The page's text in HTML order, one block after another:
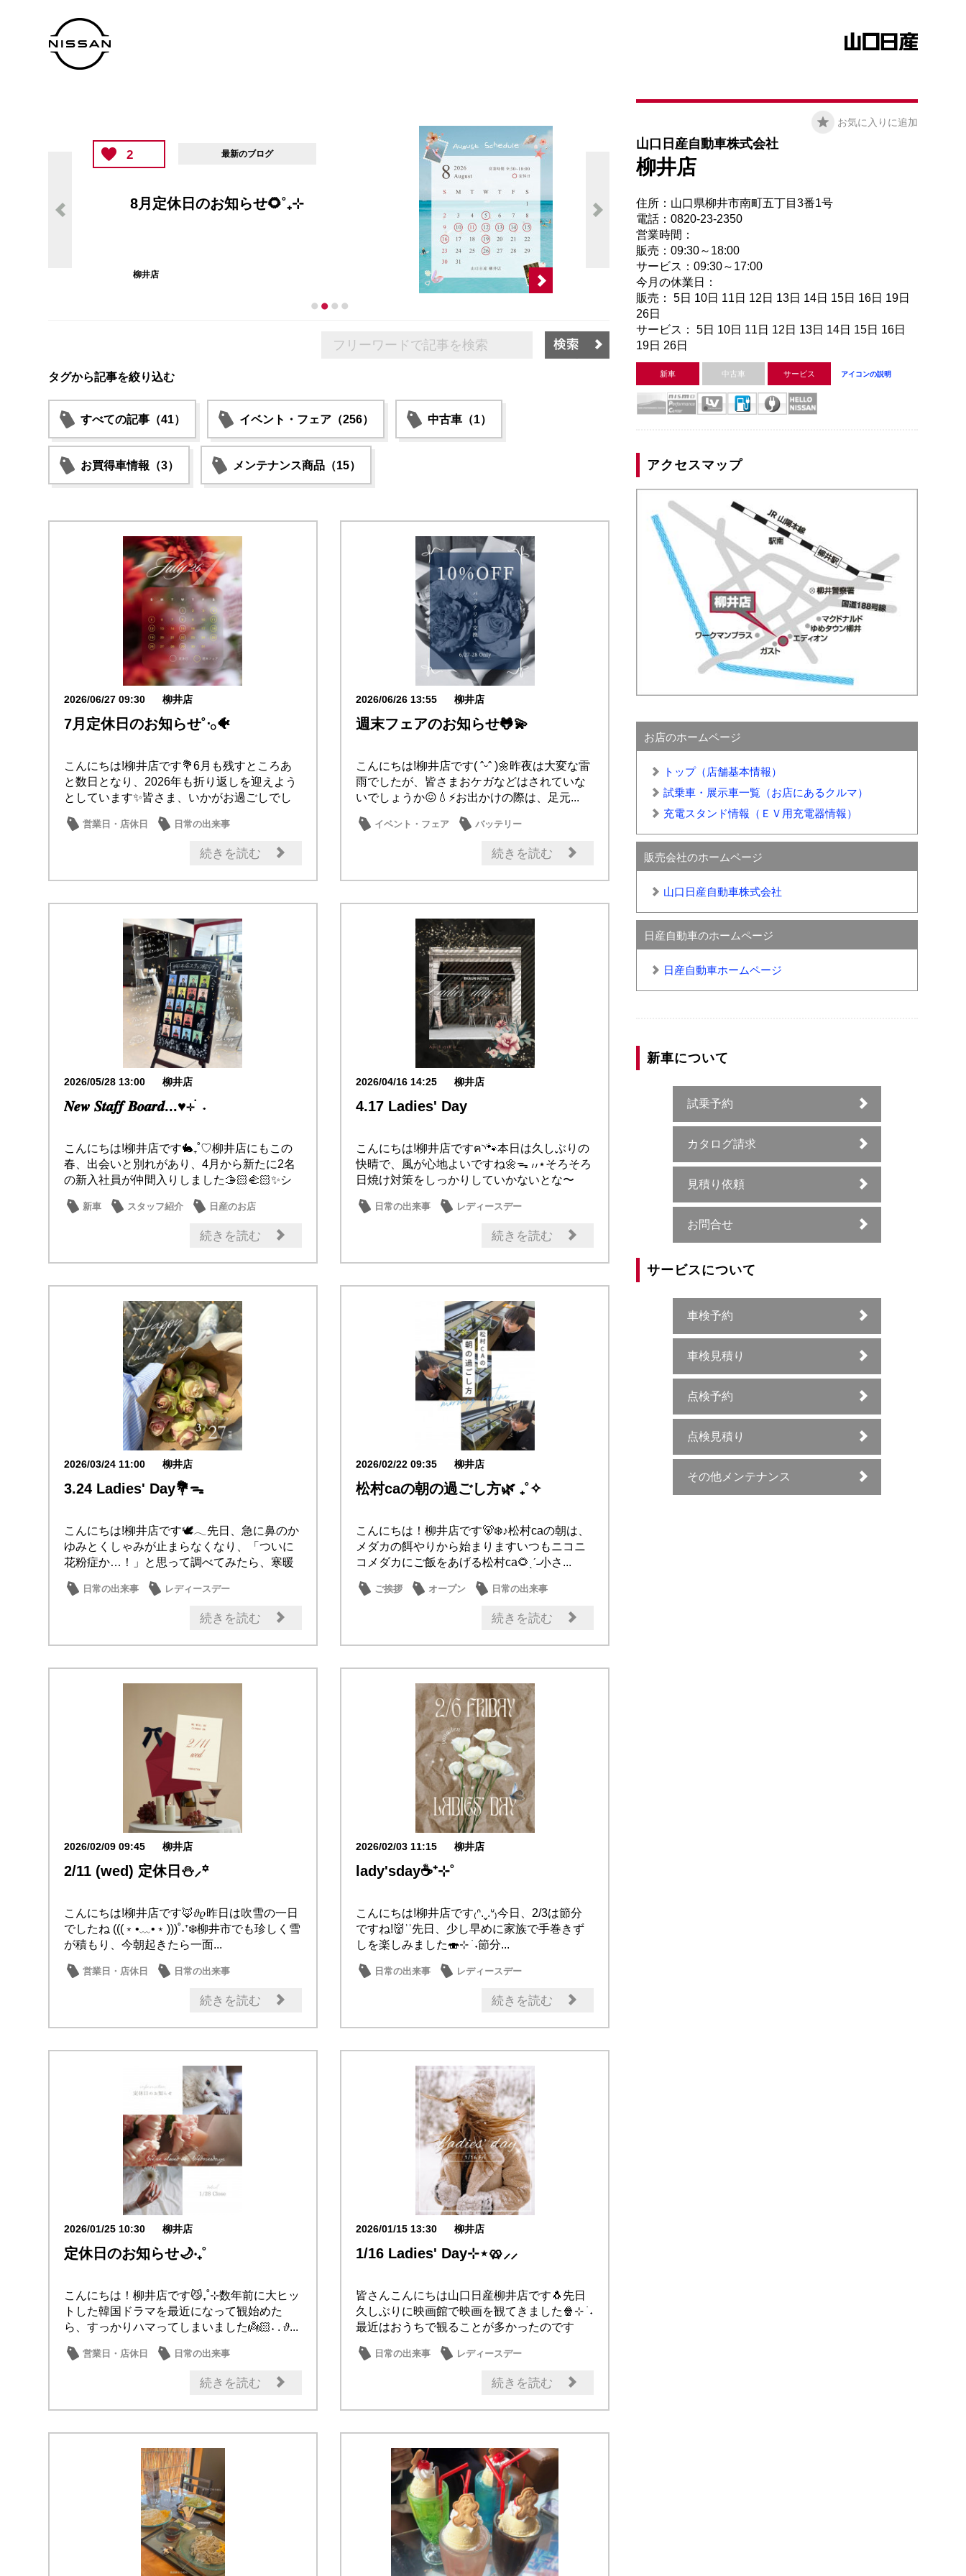
2 最新のブログ
8月定休日のお知らせ🌻˚₊⊹
柳井店
タグから記事を絞り込む
すべての記事（41） イベント・フェア（256） 中古車（1）
お買得車情報（3） メンテナンス商品（15）
2026/06/27 09:30 柳井店
7月定休日のお知らせ˚ᐧ𓂂🐠
こんにちは!柳井店です💐6月も残すところあ
と数日となり、2026年も折り返しを迎えよう
としています✨皆さま、いかがお過ごしでし
営業日・店休日 日常の出来事
続きを読む
2026/06/26 13:55 柳井店
週末フェアのお知らせ🐸💫
こんにちは!柳井店です( ˆᵕˆ )🌼昨夜は大変な雷
雨でしたが、皆さまおケガなどはされていな
いでしょうか😖💧⚡お出かけの際は、足元...
イベント・フェア
バッテリー
続きを読む
2026/05/28 13:00 柳井店
𝑵𝒆𝒘 𝑺𝒕𝒂𝒇𝒇 𝑩𝒐𝒂𝒓𝒅...♥⊹ ࣪ ˖
こんにちは!柳井店です🐇₊˚♡柳井店にもこの
春、出会いと別れがあり、4月から新たに2名
の新入社員が仲間入りしました🫱🏻‍🫲🏻✨シ
新車 スタッフ紹介
日産のお店
おもてなし
続きを読む
2026/04/16 14:25 柳井店
4.17 Ladies' Day
こんにちは!柳井店ですฅ◝🐾本日は久しぶりの
快晴で、風が心地よいですね🌼ᯓ ៸៸⋆そろそろ
日焼け対策をしっかりしていかないとな〜
日常の出来事 レディースデー
続きを読む
2026/03/24 11:00 柳井店
3.24 Ladies' Day💐ᯓ
こんにちは!柳井店です🕊️𓂃先日、急に鼻のか
ゆみとくしゃみが止まらなくなり、「ついに
花粉症か…！」と思って調べてみたら、寒暖
日常の出来事 レディースデー
続きを読む
2026/02/22 09:35 柳井店
松村caの朝の過ごし方🌿 ₊˚✧
こんにちは！柳井店です🐻‍❄️♪松村caの朝は、
メダカの餌やりから始まりますいつもニコニ
コメダカにご飯をあげる松村ca🌻ˎˊ˗小さ...
ご挨拶 オープン 日常の出来事
続きを読む
2026/02/09 09:45 柳井店
2/11 (wed) 定休日⛄⸝꙳
こんにちは!柳井店です🦊𝜗𝜚昨日は吹雪の一日
でしたね (((﹡•﹏•﹡)))˚˖⁺❄️柳井市でも珍しく雪
が積もり、今朝起きたら一面...
営業日・店休日 日常の出来事
続きを読む
2026/02/03 11:15 柳井店
lady'sday☕⁺⊹˚
こんにちは!柳井店です₍ᐢ.ˬ.ᐡ₎今日、2/3は節分
ですね!👹ʾʾ先日、少し早めに家族で手巻きず
しを楽しみました🍣⊹ ࣪ ˖節分...
日常の出来事 レディースデー
続きを読む
2026/01/25 10:30 柳井店
定休日のお知らせ🌙‧₊˚
こんにちは！柳井店です😼₊˚⊹数年前に大ヒッ
トした韓国ドラマを最近になって観始めた
ら、すっかりハマってしまいました👼🏻˖ . ݁𝜗...
営業日・店休日 日常の出来事
続きを読む
2026/01/15 13:30 柳井店
1/16 Ladies' Day⊹⋆🥨⸝⸝
皆さんこんにちは山口日産柳井店です🐧先日
久しぶりに映画館で映画を観てきました🍿⊹ ࣪ ˖
最近はおうちで観ることが多かったのです
日常の出来事 レディースデー
続きを読む
お気に入りに追加
山口日産自動車株式会社
柳井店
住所：山口県柳井市南町五丁目3番1号
電話：0820-23-2350
営業時間：
販売：09:30～18:00
サービス：09:30～17:00
今月の休業日：
販売： 5日 10日 11日 12日 13日 14日 15日 16日 19日
26日
サービス： 5日 10日 11日 12日 13日 14日 15日 16日
19日 26日
新車 中古車 サービス アイコンの説明
アクセスマップ
お店のホームページ
トップ（店舗基本情報）
試乗車・展示車一覧（お店にあるクルマ）
充電スタンド情報（ＥＶ用充電器情報）
販売会社のホームページ
山口日産自動車株式会社
日産自動車のホームページ
日産自動車ホームページ
新車について
試乗予約
カタログ請求
見積り依頼
お問合せ
サービスについて
車検予約
車検見積り
点検予約
点検見積り
その他メンテナンス